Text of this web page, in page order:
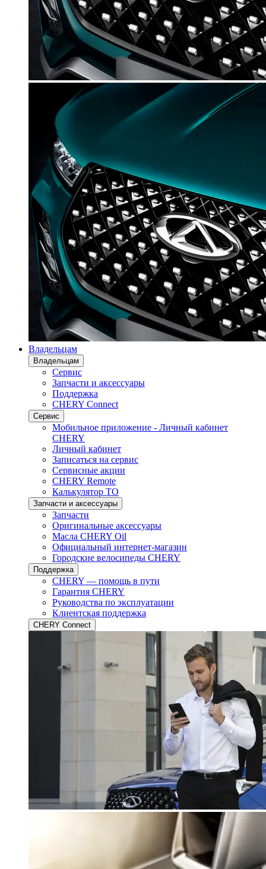
Владельцам
Владельцам
Сервис
Запчасти и аксессуары
Поддержка
CHERY Connect
Сервис
Мобильное приложение - Личный кабинет
CHERY
Личный кабинет
Записаться на сервис
Сервисные акции
CHERY Remote
Калькулятор ТО
Запчасти и аксессуары
Запчасти
Оригинальные аксессуары
Масла CHERY Oil
Официальный интернет-магазин
Городские велосипеды CHERY
Поддержка
CHERY — помощь в пути
Гарантия CHERY
Руководства по эксплуатации
Клиентская поддержка
CHERY Connect